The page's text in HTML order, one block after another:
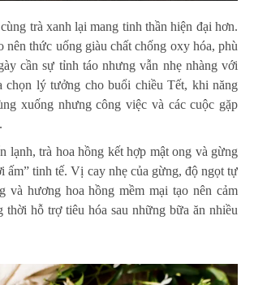
trà xanh lại mang tinh thần hiện đại hơn.
nên thức uống giàu chất chống oxy hóa, phù
cần sự tỉnh táo nhưng vẫn nhẹ nhàng với
lý tưởng cho buổi chiều Tết, khi năng
xuống nhưng công việc và các cuộc gặp
lạnh, trà hoa hồng kết hợp mật ong và gừng
ấm” tinh tế. Vị cay nhẹ của gừng, độ ngọt tự
và hương hoa hồng mềm mại tạo nên cảm
thời hỗ trợ tiêu hóa sau những bữa ăn nhiều